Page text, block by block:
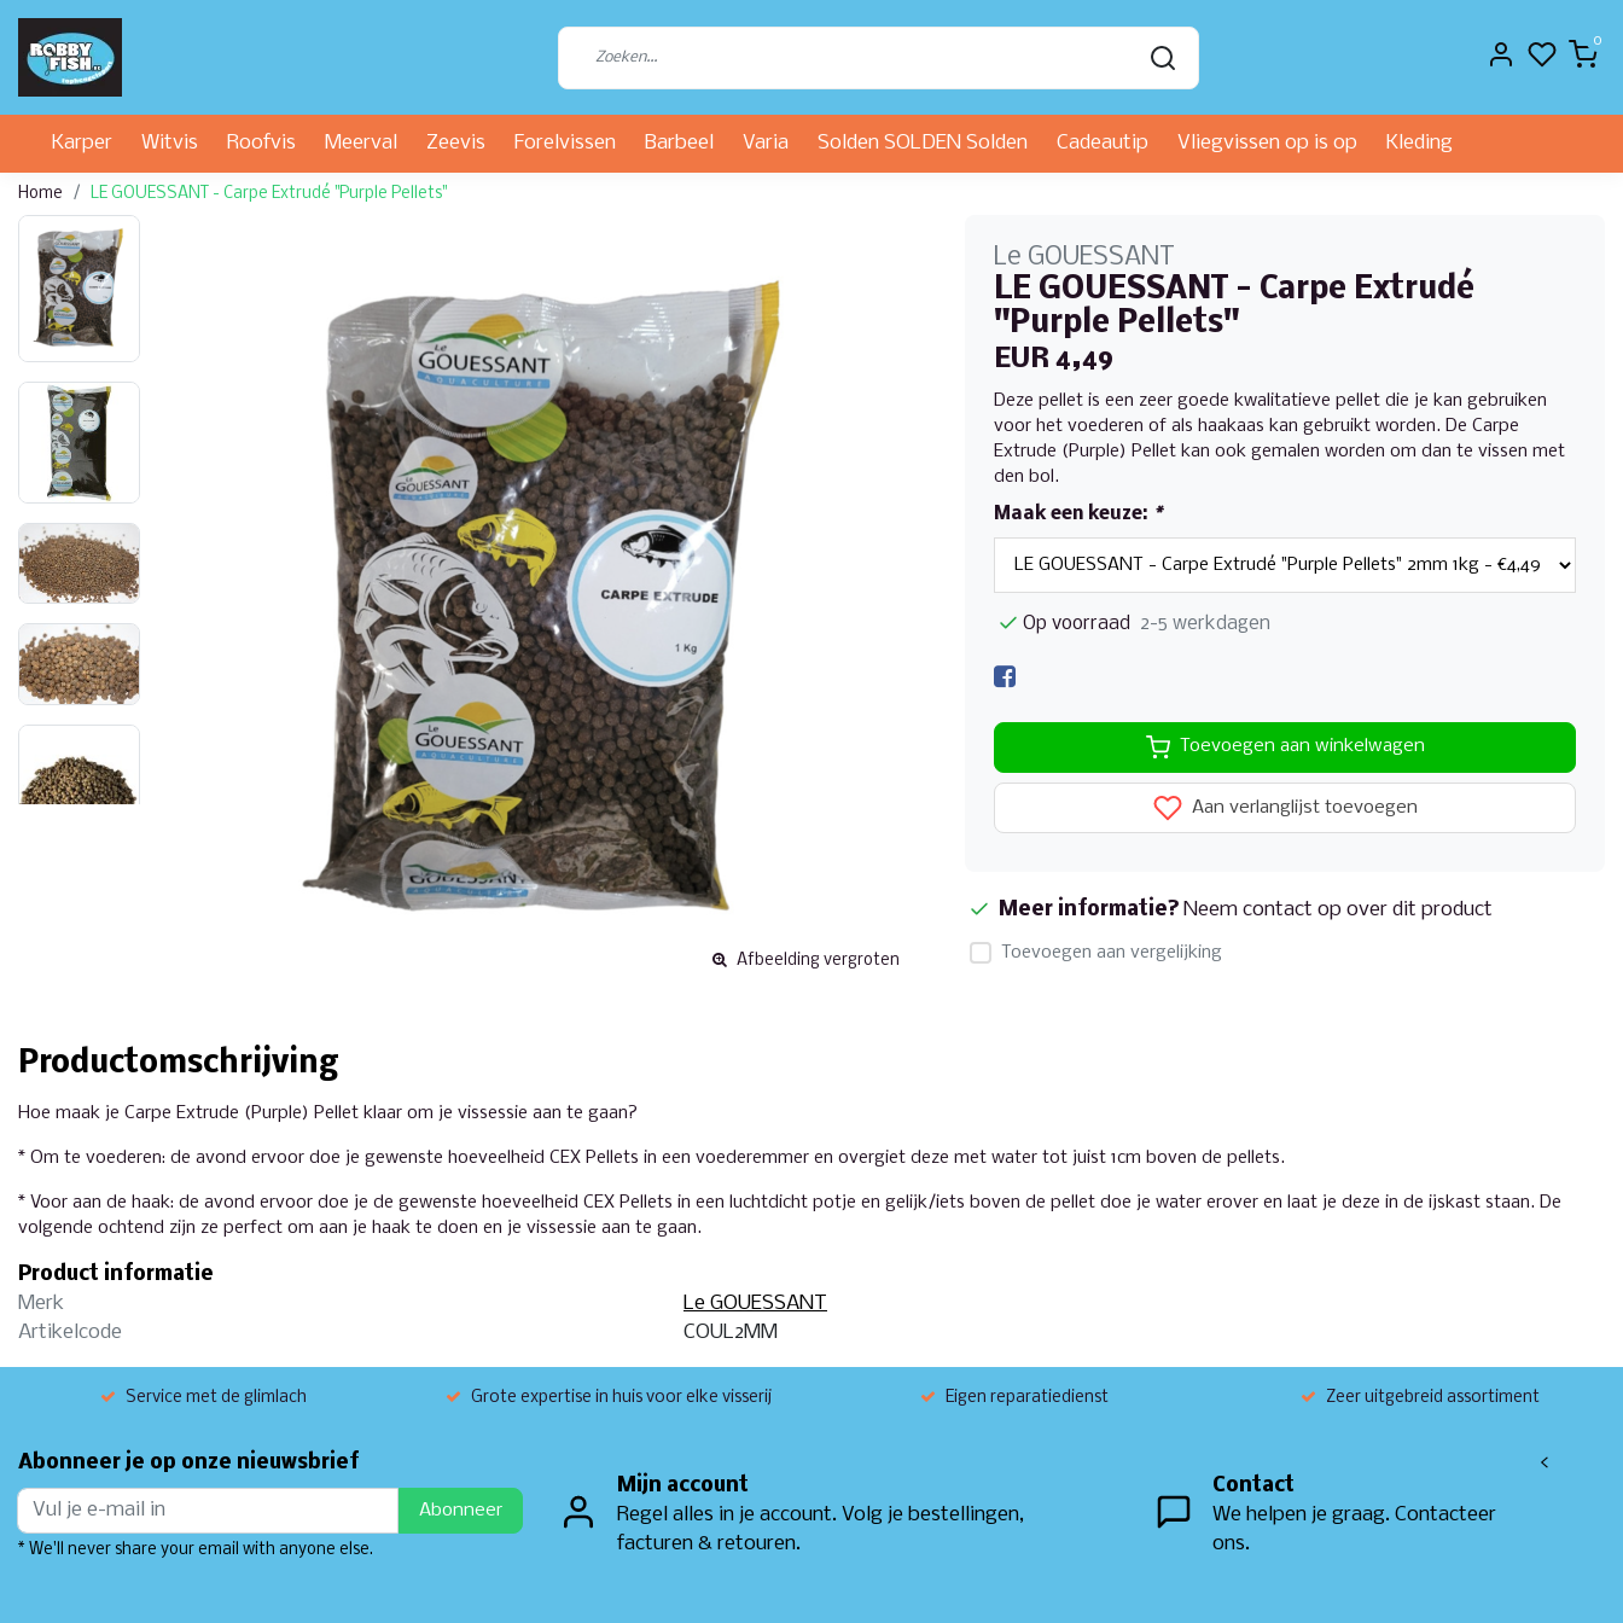
0
Karper Witvis Roofvis Meerval Zeevis Forelvissen Barbeel Varia Solden SOLDEN Solden Cadeautip Vliegvissen op is op Kleding
Home LE GOUESSANT - Carpe Extrudé "Purple Pellets"
Afbeelding vergroten
Le GOUESSANT
LE GOUESSANT - Carpe Extrudé
"Purple Pellets"
EUR 4,49
Deze pellet is een zeer goede kwalitatieve pellet die je kan gebruiken
voor het voederen of als haakaas kan gebruikt worden. De Carpe
Extrude (Purple) Pellet kan ook gemalen worden om dan te vissen met
den bol.
Maak een keuze: *
Op voorraad 2-5 werkdagen
Toevoegen aan winkelwagen
Aan verlanglijst toevoegen
Meer informatie? Neem contact op over dit product
Toevoegen aan vergelijking
Productomschrijving
Hoe maak je Carpe Extrude (Purple) Pellet klaar om je vissessie aan te gaan?
* Om te voederen: de avond ervoor doe je gewenste hoeveelheid CEX Pellets in een voederemmer en overgiet deze met water tot juist 1cm boven de pellets.
* Voor aan de haak: de avond ervoor doe je de gewenste hoeveelheid CEX Pellets in een luchtdicht potje en gelijk/iets boven de pellet doe je water erover en laat je deze in de ijskast staan. De
volgende ochtend zijn ze perfect om aan je haak te doen en je vissessie aan te gaan.
Product informatie
Merk
Le GOUESSANT
Artikelcode
COUL2MM
Service met de glimlach Grote expertise in huis voor elke visserij Eigen reparatiedienst Zeer uitgebreid assortiment
Abonneer je op onze nieuwsbrief
Abonneer
* We'll never share your email with anyone else.
Mijn account
Regel alles in je account. Volg je bestellingen,
facturen & retouren.
Contact
We helpen je graag. Contacteer
ons.
<